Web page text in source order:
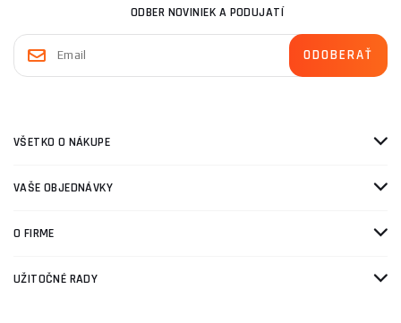
ODBER NOVINIEK A PODUJATÍ
VŠETKO O NÁKUPE
VAŠE OBJEDNÁVKY
O FIRME
UŽITOČNÉ RADY